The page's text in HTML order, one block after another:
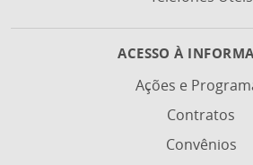
ACESSO À
Ações e
Contratos
Convênios